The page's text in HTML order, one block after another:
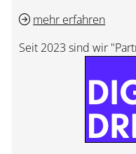
mehr erfahren
Seit 2023 sind wir